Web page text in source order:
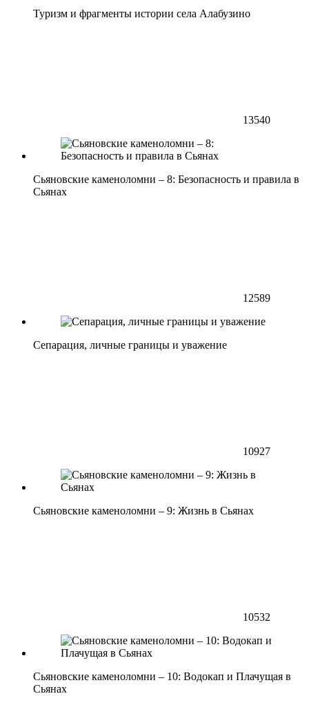
Туризм и фрагменты истории села Алабузино
13540
Сьяновские каменоломни – 8: Безопасность и правила в
Сьянах
12589
Сепарация, личные границы и уважение
10927
Сьяновские каменоломни – 9: Жизнь в Сьянах
10532
Сьяновские каменоломни – 10: Водокап и Плачущая в
Сьянах